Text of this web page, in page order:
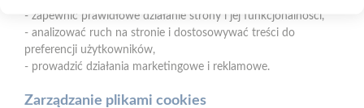
ul. Św. Ducha 12, 88-320 Strzelno (parking, plac składowy,
magazyn - wjazd od ul. Michelsona 19)
E-mail:biuro@psbstrzelno.pl
- zapewnić prawidłowe działanie strony i jej funkcjonalności,
- analizować ruch na stronie i dostosowywać treści do
preferencji użytkowników,
- prowadzić działania marketingowe i reklamowe.
Zarządzanie plikami cookies